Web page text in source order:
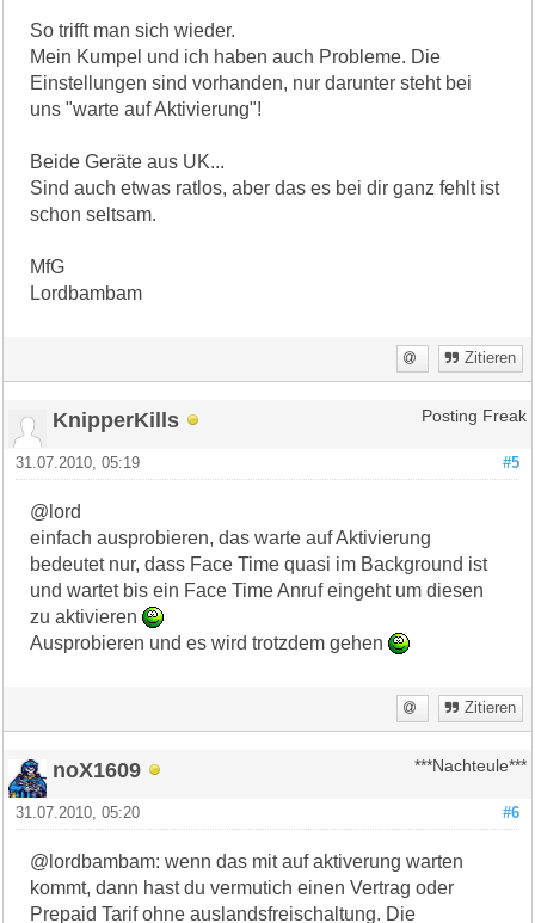
So trifft man sich wieder.
Mein Kumpel und ich haben auch Probleme. Die
Einstellungen sind vorhanden, nur darunter steht bei
uns "warte auf Aktivierung"!
Beide Geräte aus UK...
Sind auch etwas ratlos, aber das es bei dir ganz fehlt ist
schon seltsam.
MfG
Lordbambam
Zitieren
KnipperKills Posting Freak
#5
31.07.2010, 05:19
@lord
einfach ausprobieren, das warte auf Aktivierung
bedeutet nur, dass Face Time quasi im Background ist
und wartet bis ein Face Time Anruf eingeht um diesen
zu aktivieren
Ausprobieren und es wird trotzdem gehen
Zitieren
noX1609 ***Nachteule***
#6
31.07.2010, 05:20
@lordbambam: wenn das mit auf aktiverung warten
kommt, dann hast du vermutich einen Vertrag oder
Prepaid Tarif ohne auslandsfreischaltung. Die